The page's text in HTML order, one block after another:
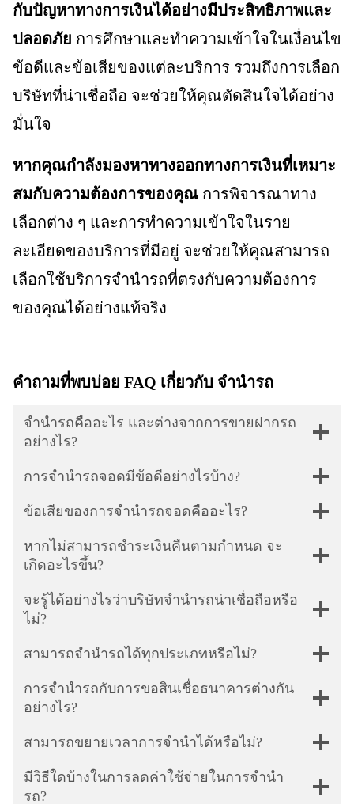
กับปัญหาทางการเงินได้อย่างมีประสิทธิภาพและ
ปลอดภัย การศึกษาและทำความเข้าใจในเงื่อนไข
ข้อดีและข้อเสียของแต่ละบริการ รวมถึงการเลือก
บริษัทที่น่าเชื่อถือ จะช่วยให้คุณตัดสินใจได้อย่าง
มั่นใจ
หากคุณกำลังมองหาทางออกทางการเงินที่เหมาะ
สมกับความต้องการของคุณ การพิจารณาทาง
เลือกต่าง ๆ และการทำความเข้าใจในราย
ละเอียดของบริการที่มีอยู่ จะช่วยให้คุณสามารถ
เลือกใช้บริการจำนำรถที่ตรงกับความต้องการ
ของคุณได้อย่างแท้จริง
คำถามที่พบบ่อย FAQ เกี่ยวกับ จำนำรถ
จำนำรถคืออะไร และต่างจากการขายฝากรถ
อย่างไร?
การจำนำรถจอดมีข้อดีอย่างไรบ้าง?
ข้อเสียของการจำนำรถจอดคืออะไร?
หากไม่สามารถชำระเงินคืนตามกำหนด จะ
เกิดอะไรขึ้น?
จะรู้ได้อย่างไรว่าบริษัทจำนำรถน่าเชื่อถือหรือ
ไม่?
สามารถจำนำรถได้ทุกประเภทหรือไม่?
การจำนำรถกับการขอสินเชื่อธนาคารต่างกัน
อย่างไร?
สามารถขยายเวลาการจำนำได้หรือไม่?
มีวิธีใดบ้างในการลดค่าใช้จ่ายในการจำนำ
รถ?